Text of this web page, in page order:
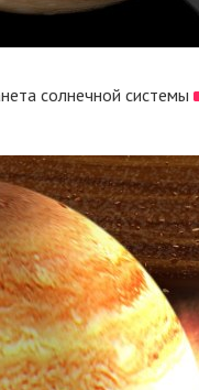
солнечной системы